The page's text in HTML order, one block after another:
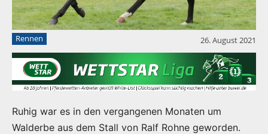
Rennen 26. August 2021
Ruhig war es in den vergangenen Monaten um
Walderbe aus dem Stall von Ralf Rohne geworden.